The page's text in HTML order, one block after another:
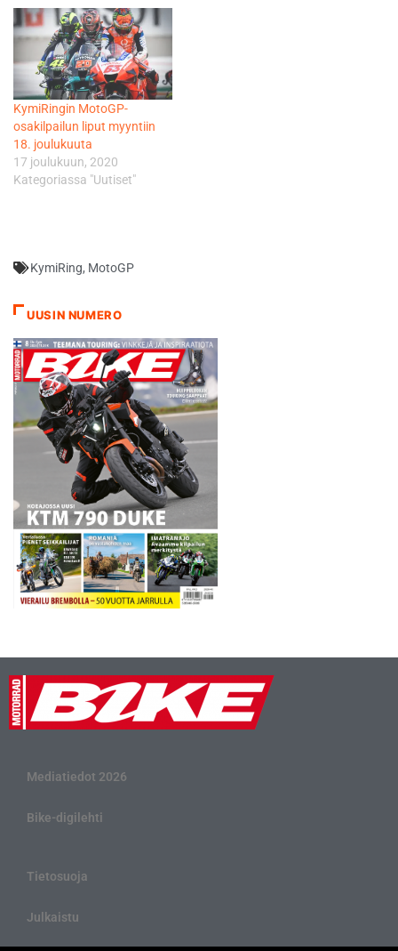
KymiRingin MotoGP-
osakilpailun liput myyntiin
18. joulukuuta
17 joulukuun, 2020
Kategoriassa "Uutiset"
KymiRing, MotoGP
UUSIN NUMERO
Mediatiedot 2026
Bike-digilehti
Tietosuoja
Julkaistu